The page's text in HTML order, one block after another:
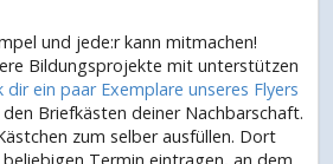
und jede:r kann mitmachen!
Bildungsprojekte mit unterstützen
dir ein paar Exemplare unseres Flyers
Briefkästen deiner Nachbarschaft.
zum selber ausfüllen. Dort